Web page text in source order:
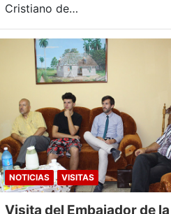
Cristiano de…
NOTICIAS VISITAS
Visita del Embajador de